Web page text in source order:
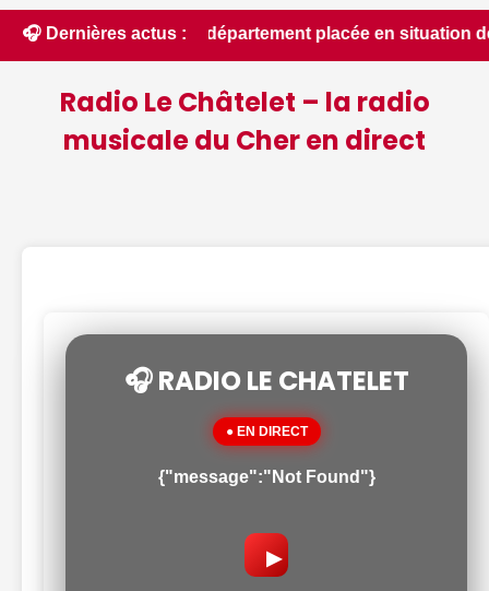
🎧 Dernières actus :placée en situation de crise - Le
Radio Le Châtelet – la radio
musicale du Cher en direct
🎧 RADIO LE CHATELET
● EN DIRECT
{"message":"Not Found"}
▶